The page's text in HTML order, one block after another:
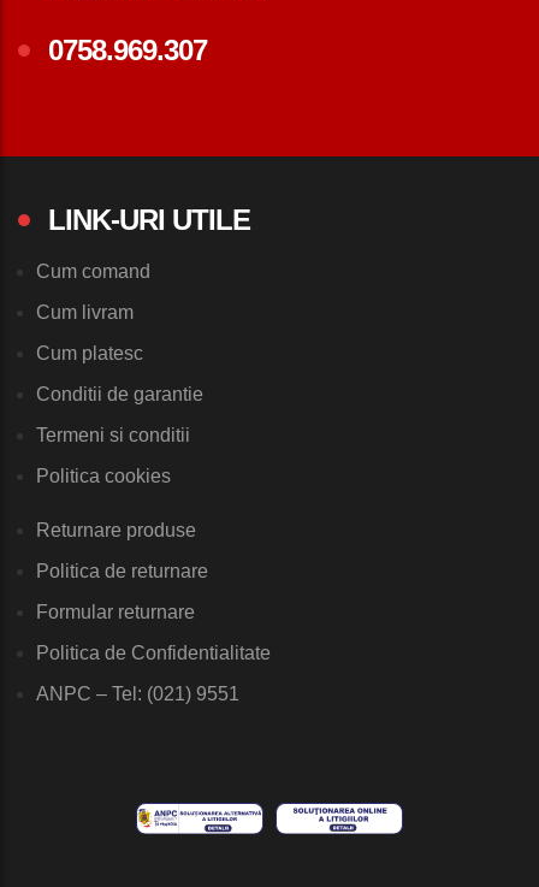
0758.969.307
LINK-URI UTILE
Cum comand
Cum livram
Cum platesc
Conditii de garantie
Termeni si conditii
Politica cookies
Returnare produse
Politica de returnare
Formular returnare
Politica de Confidentialitate
ANPC – Tel: (021) 9551